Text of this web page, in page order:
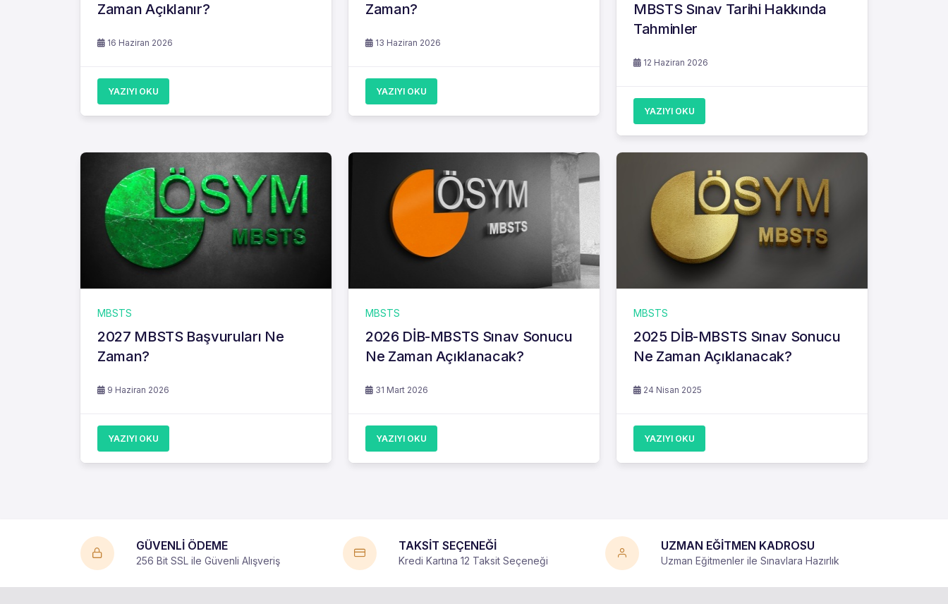
Zaman Açıklanır?
16 Haziran 2026
YAZIYI OKU
Zaman?
13 Haziran 2026
YAZIYI OKU
MBSTS Sınav Tarihi Hakkında
Tahminler
12 Haziran 2026
YAZIYI OKU
MBSTS
2027 MBSTS Başvuruları Ne
Zaman?
9 Haziran 2026
YAZIYI OKU
MBSTS
2026 DİB-MBSTS Sınav Sonucu
Ne Zaman Açıklanacak?
31 Mart 2026
YAZIYI OKU
MBSTS
2025 DİB-MBSTS Sınav Sonucu
Ne Zaman Açıklanacak?
24 Nisan 2025
YAZIYI OKU
GÜVENLİ ÖDEME
256 Bit SSL ile Güvenli Alışveriş
TAKSİT SEÇENEĞİ
Kredi Kartına 12 Taksit Seçeneği
UZMAN EĞİTMEN KADROSU
Uzman Eğitmenler ile Sınavlara Hazırlık